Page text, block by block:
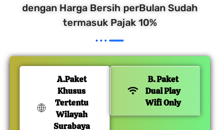
dengan Harga Bersih perBulan Sudah
termasuk Pajak 10%
A.Paket
Khusus
Tertentu
Wilayah
Surabaya
B. Paket
Dual Play
Wifi Only